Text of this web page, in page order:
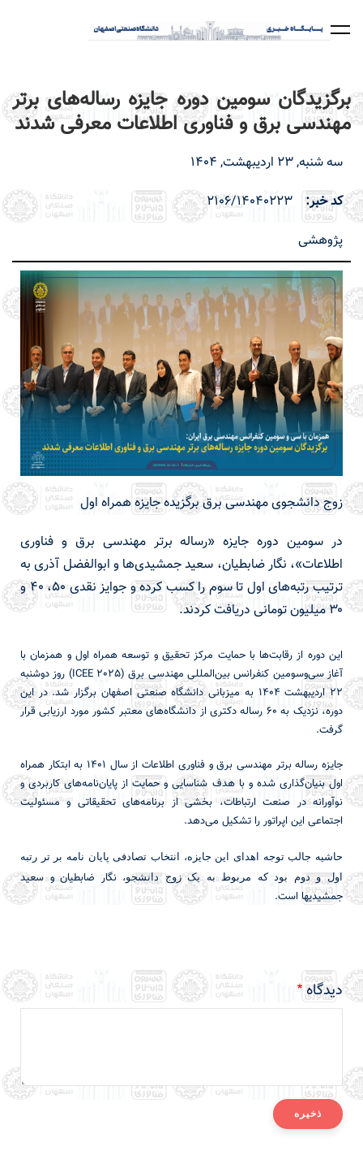
برگزیدگان سومین دوره جایزه رساله‌های برتر
مهندسی برق و فناوری اطلاعات معرفی شدند
سه شنبه, 23 اردیبهشت, 1404
کد خبر
2106/14040223
پژوهشی
زوج دانشجوی مهندسی برق برگزیده جایزه همراه اول
در سومین دوره جایزه «رساله برتر مهندسی برق و فناوری
اطلاعات»، نگار ضابطیان، سعید جمشیدی‌ها و ابوالفضل آذری به
ترتیب رتبه‌های اول تا سوم را کسب کرده و جوایز نقدی ۵۰، ۴۰ و
۳۰ میلیون تومانی دریافت کردند.
این دوره از رقابت‌ها با حمایت مرکز تحقیق و توسعه همراه اول و همزمان با
آغاز سی‌وسومین کنفرانس بین‌المللی مهندسی برق (ICEE 2025) روز دوشنبه
۲۲ اردیبهشت ۱۴۰۴ به میزبانی دانشگاه صنعتی اصفهان برگزار شد. در این
دوره، نزدیک به ۶۰ رساله دکتری از دانشگاه‌های معتبر کشور مورد ارزیابی قرار
گرفت.
جایزه رساله برتر مهندسی برق و فناوری اطلاعات از سال ۱۴۰۱ به ابتکار همراه
اول بنیان‌گذاری شده و با هدف شناسایی و حمایت از پایان‌نامه‌های کاربردی و
نوآورانه در صنعت ارتباطات، بخشی از برنامه‌های تحقیقاتی و مسئولیت
اجتماعی این اپراتور را تشکیل می‌دهد.
حاشیه جالب توجه اهدای این جایزه، انتخاب تصادفی پایان نامه بر تر رتبه
اول و دوم بود که مربوط به یک زوج دانشجو،نگار ضابطیان و سعید
جمشیدیها است.
دیدگاه